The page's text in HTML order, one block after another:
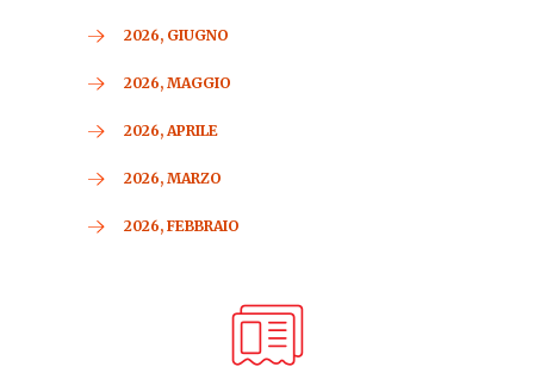
2026, GIUGNO
2026, MAGGIO
2026, APRILE
2026, MARZO
2026, FEBBRAIO